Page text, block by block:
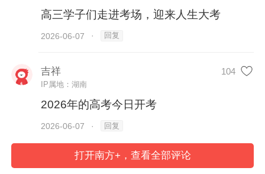
高三学子们走进考场，迎来人生大考
2026-06-07 · 回复
吉祥 104
IP属地：湖南
2026年的高考今日开考
2026-06-07 · 回复
打开南方+，查看全部评论